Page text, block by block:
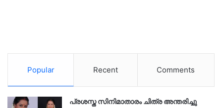
Popular Recent Comments
പ്രശസ്ത സിനിമാതാരം ചിത്ര അന്തരിച്ചു